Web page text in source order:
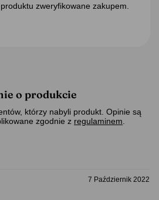
zweryfikowane zakupem.
o produkcie
którzy nabyli produkt. Opinie są
zgodnie z regulaminem
7 Październik 2022